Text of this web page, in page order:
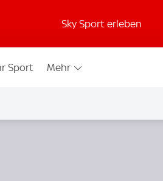
Sky Sport erleben
Sport Mehr